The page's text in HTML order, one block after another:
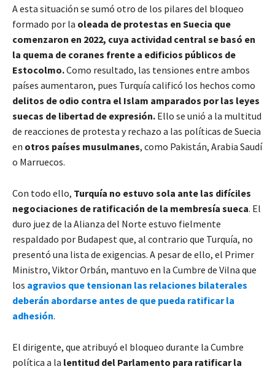
A esta situación se sumó otro de los pilares del bloqueo
formado por la oleada de protestas en Suecia que
comenzaron en 2022, cuya actividad central se basó en
la quema de coranes frente a edificios públicos de
Estocolmo.Como resultado, las tensiones entre ambos
países aumentaron, pues Turquía calificó los hechos como
delitos de odio contra el Islam amparados por las leyes
suecas de libertad de expresión. Ello se unió a la multitud
de reacciones de protesta y rechazo a las políticas de Suecia
en otros países musulmanes, como Pakistán, Arabia Saudí
o Marruecos.
Con todo ello, Turquía no estuvo sola ante las difíciles
negociaciones de ratificación de la membresía sueca. El
duro juez de la Alianza del Norte estuvo fielmente
respaldado por Budapest que, al contrario que Turquía, no
presentó una lista de exigencias. A pesar de ello, el Primer
Ministro, Viktor Orbán, mantuvo en la Cumbre de Vilna que
los agravios que tensionan las relaciones bilaterales
deberán abordarse antes de que pueda ratificar la
adhesión.
El dirigente, que atribuyó el bloqueo durante la Cumbre
política a la lentitud del Parlamento para ratificar la